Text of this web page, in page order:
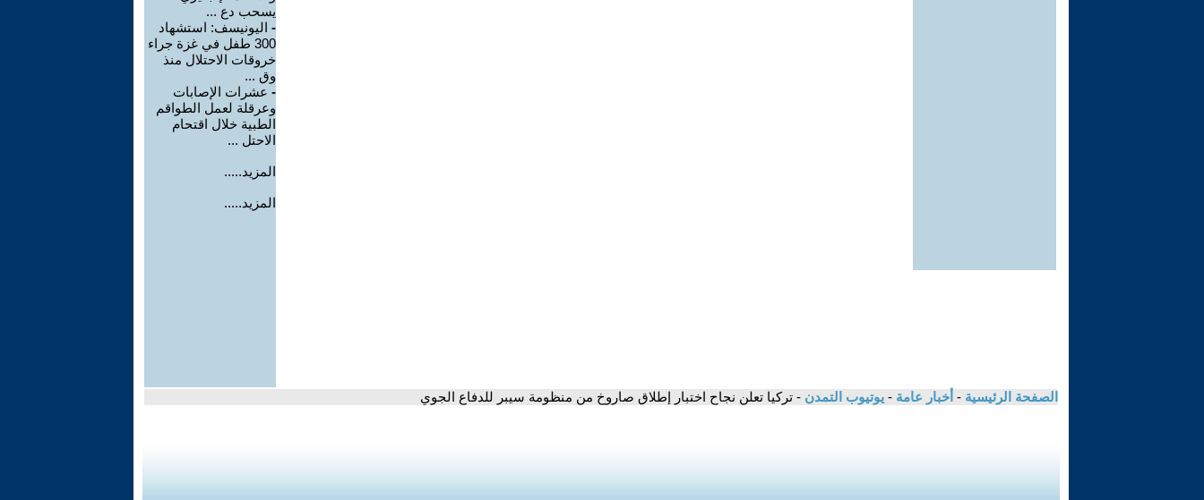
يسحب دع ...
- اليونيسف: استشهاد
300 طفل في غزة جراء
خروقات الاحتلال منذ
وق ...
- عشرات الإصابات
وعرقلة لعمل الطواقم
الطبية خلال اقتحام
الاحتل ...
المزيد.....
المزيد.....
الصفحة الرئيسية - أخبار عامة - يوتيوب التمدن - تركيا تعلن نجاح اختبار إطلاق صاروخ من منظومة سيبر للدفاع الجوي